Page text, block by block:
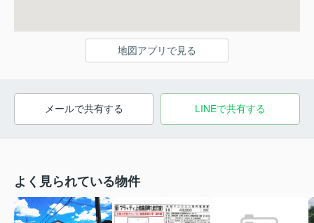
地図アプリで見る
メールで共有する LINEで共有する
よく見られている物件